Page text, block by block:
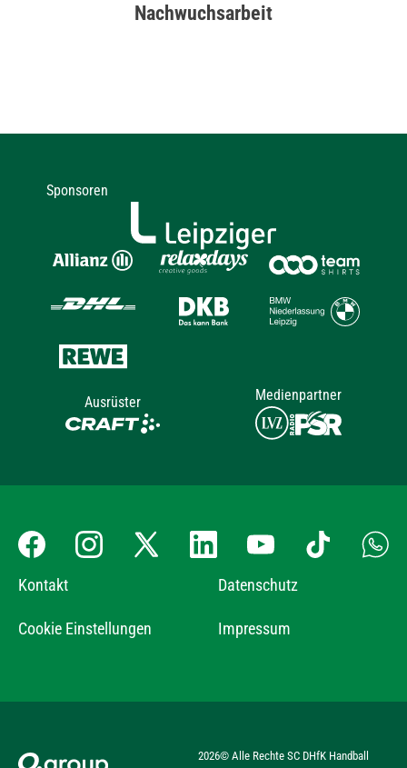
Nachwuchsarbeit
Sponsoren
Ausrüster Medienpartner
Kontakt Datenschutz
Cookie Einstellungen Impressum
2026© Alle Rechte SC DHfK Handball